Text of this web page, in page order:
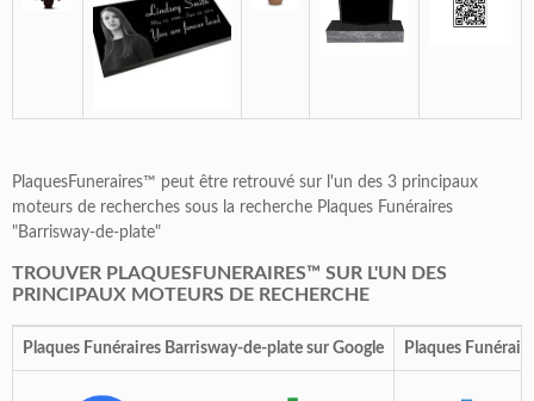
PlaquesFuneraires™ peut être retrouvé sur l'un des 3 principaux
moteurs de recherches sous la recherche Plaques Funéraires
"Barrisway-de-plate"
TROUVER PLAQUESFUNERAIRES™ SUR L'UN DES
PRINCIPAUX MOTEURS DE RECHERCHE
Plaques Funéraires Barrisway-de-plate sur Google Plaques